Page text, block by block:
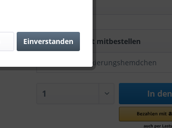
Zubehör direkt mitbestellen
Derbystar Markierungshemdchen
In den
Einverstanden